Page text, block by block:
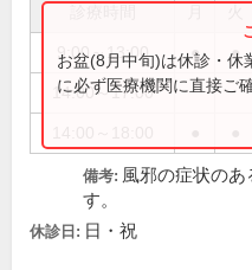
9:00～13:00 ● ●
14:00～17:00
お盆(8月中旬)は休診・休
に必ず医療機関に直接ご
備考: 風邪の症状の
す。
休診日: 日・祝